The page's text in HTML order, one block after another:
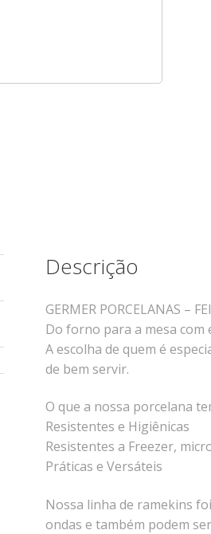
Descrição
GERMER PORCELANAS –
Do forno para a mesa com
A escolha de quem é
de bem servir.
O que a nossa porcelana
Resistentes e Higiênicas
Resistentes a Freezer,
Práticas e Versáteis
Nossa linha de ramekins
ondas e também podem